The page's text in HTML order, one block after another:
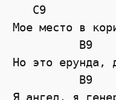
   C9
Мое место в
          B9
Но это ерунда,
          B9
Я ангел, я